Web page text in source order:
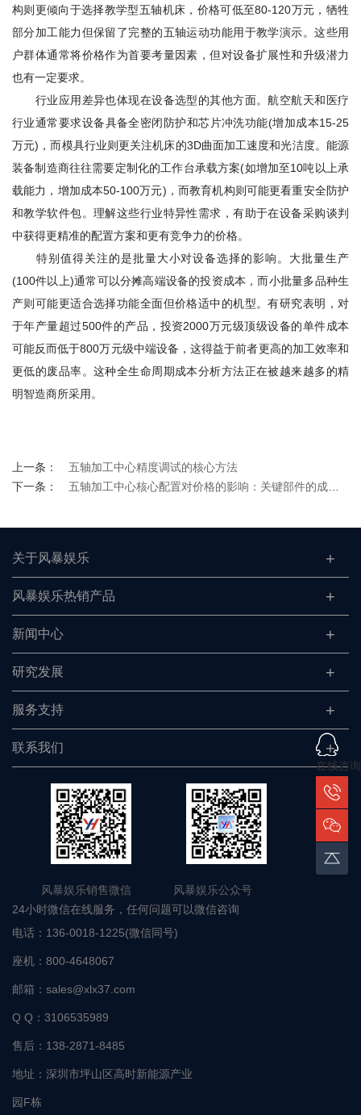
构则更倾向于选择教学型五轴机床，价格可低至80-120万元，牺牲
部分加工能力但保留了完整的五轴运动功能用于教学演示。这些用
户群体通常将价格作为首要考量因素，但对设备扩展性和升级潜力
也有一定要求。
行业应用差异也体现在设备选型的其他方面。航空航天和医疗
行业通常要求设备具备全密闭防护和芯片冲洗功能(增加成本15-25
万元)，而模具行业则更关注机床的3D曲面加工速度和光洁度。能源
装备制造商往往需要定制化的工作台承载方案(如增加至10吨以上承
载能力，增加成本50-100万元)，而教育机构则可能更看重安全防护
和教学软件包。理解这些行业特异性需求，有助于在设备采购谈判
中获得更精准的配置方案和更有竞争力的价格。
特别值得关注的是批量大小对设备选择的影响。大批量生产
(100件以上)通常可以分摊高端设备的投资成本，而小批量多品种生
产则可能更适合选择功能全面但价格适中的机型。有研究表明，对
于年产量超过500件的产品，投资2000万元级顶级设备的单件成本
可能反而低于800万元级中端设备，这得益于前者更高的加工效率和
更低的废品率。这种全生命周期成本分析方法正在被越来越多的精
明智造商所采用。
上一条：
五轴加工中心精度调试的核心方法
下一条：
五轴加工中心核心配置对价格的影响：关键部件的成本解析
关于风暴娱乐
风暴娱乐热销产品
新闻中心
研究发展
服务支持
联系我们
风暴娱乐销售微信 风暴娱乐公众号
24小时微信在线服务，任何问题可以微信咨询
电话： 136-0018-1225(微信同号)
座机： 800-4648067
邮箱： sales@xlx37.com
Q Q： 3106535989
售后： 138-2871-8485
地址： 深圳市坪山区高时新能源产业
园F栋
在线咨询